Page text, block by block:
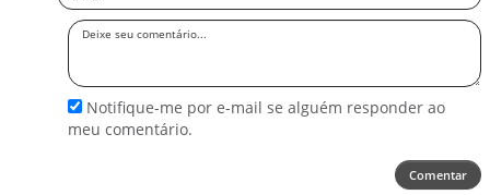
Deixe
Notifique-me por e-mail se alguém responder ao
meu comentário.
Comentar